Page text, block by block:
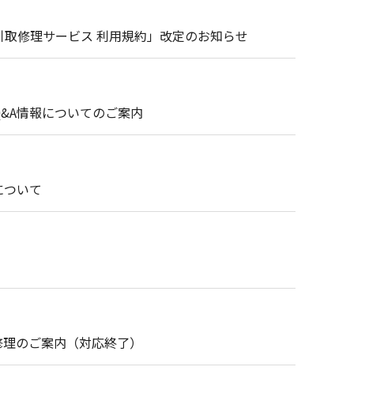
修理サービス 利用規約」改定のお知らせ
情報についてのご案内
いて
のご案内（対応終了）